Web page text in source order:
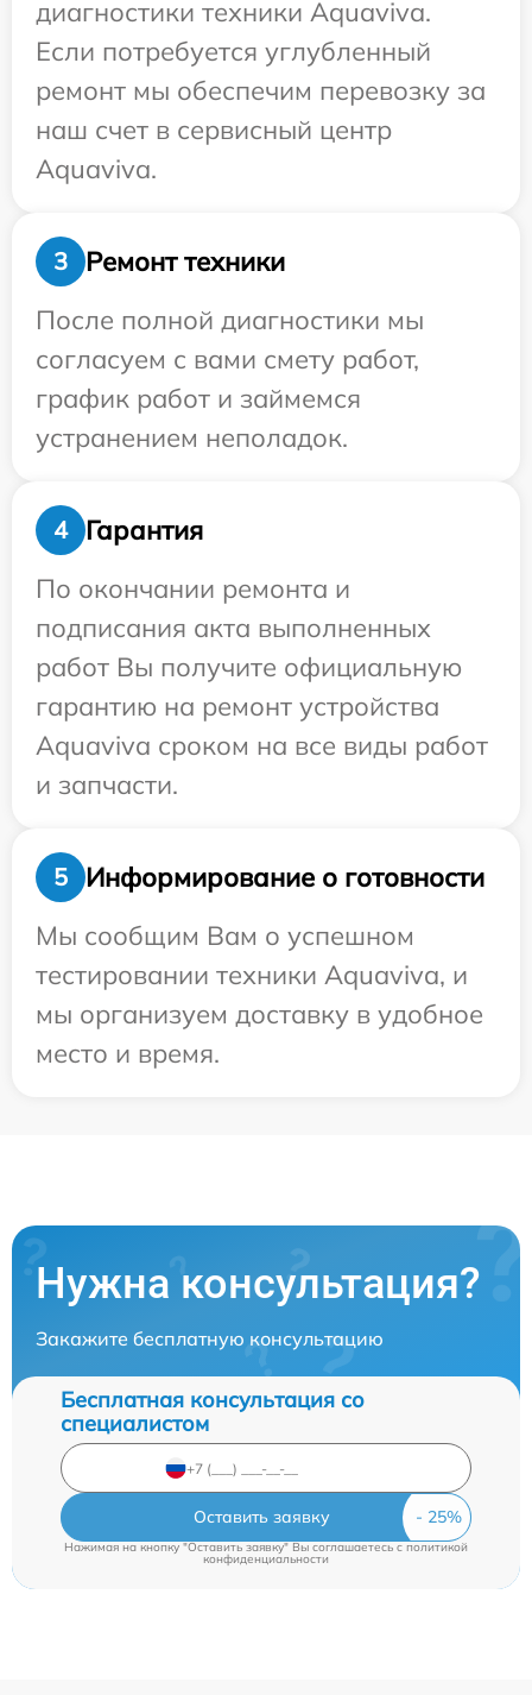
диагностики техники Aquaviva.
Если потребуется углубленный
ремонт мы обеспечим перевозку за
наш счет в сервисный центр
Aquaviva.
3
Ремонт техники
После полной диагностики мы
согласуем с вами смету работ,
график работ и займемся
устранением неполадок.
4
Гарантия
По окончании ремонта и
подписания акта выполненных
работ Вы получите официальную
гарантию на ремонт устройства
Aquaviva сроком на все виды работ
и запчасти.
5
Информирование о готовности
Мы сообщим Вам о успешном
тестировании техники Aquaviva, и
мы организуем доставку в удобное
место и время.
Нужна консультация?
Закажите бесплатную консультацию
Бесплатная консультация со
специалистом
Оставить заявку
Нажимая на кнопку "Оставить заявку" Вы соглашаетесь c политикой
конфиденциальности